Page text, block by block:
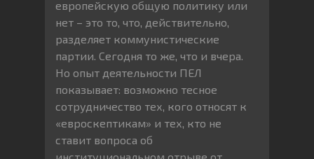
европейскую общую политику или
нет – это то, что, действительно,
разделяет коммунистические
партии. Сегодня то же, что и вчера.
Но опыт деятельности ПЕЛ
показывает: возможно тесное
сотрудничество тех, кого относят к
«евроскептикам» и тех, кто не
ставит вопроса об